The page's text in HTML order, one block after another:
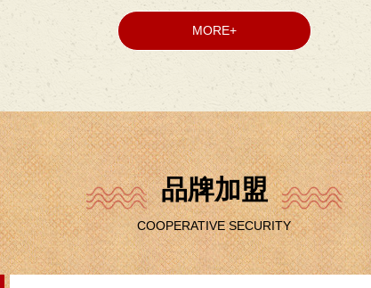
MORE+
品牌加盟
COOPERATIVE SECURITY